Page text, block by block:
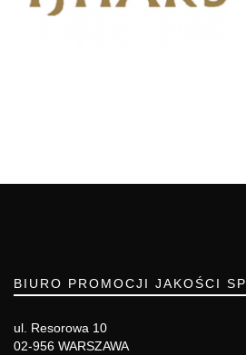
BIURO PROMOCJI JAKOŚCI
ul. Resorowa 10
02-956 WARSZAWA